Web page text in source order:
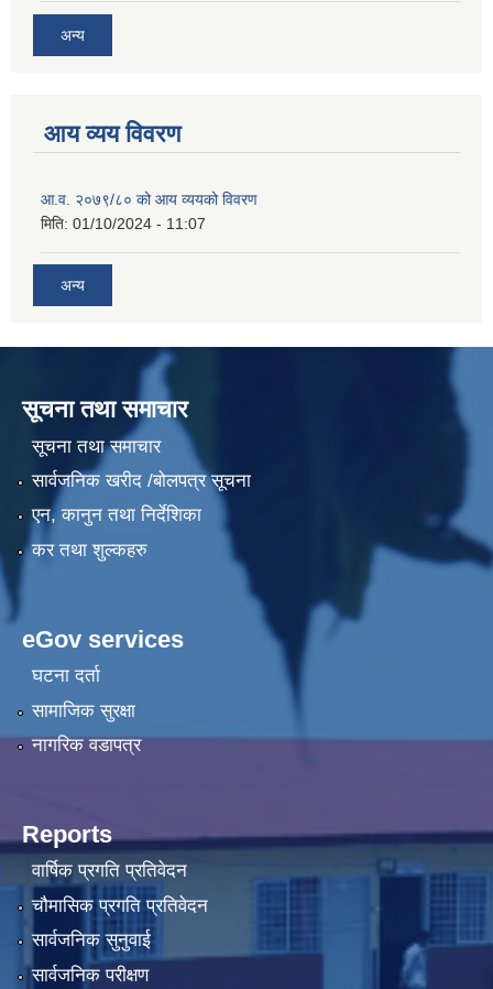
अन्य
आय व्यय विवरण
आ.व. २०७९/८० को आय व्ययको विवरण
मिति: 01/10/2024 - 11:07
अन्य
सूचना तथा समाचार
सूचना तथा समाचार
सार्वजनिक खरीद /बोलपत्र सूचना
एन, कानुन तथा निर्देशिका
कर तथा शुल्कहरु
eGov services
घटना दर्ता
सामाजिक सुरक्षा
नागरिक वडापत्र
Reports
वार्षिक प्रगति प्रतिवेदन
चौमासिक प्रगति प्रतिवेदन
सार्वजनिक सुनुवाई
सार्वजनिक परीक्षण